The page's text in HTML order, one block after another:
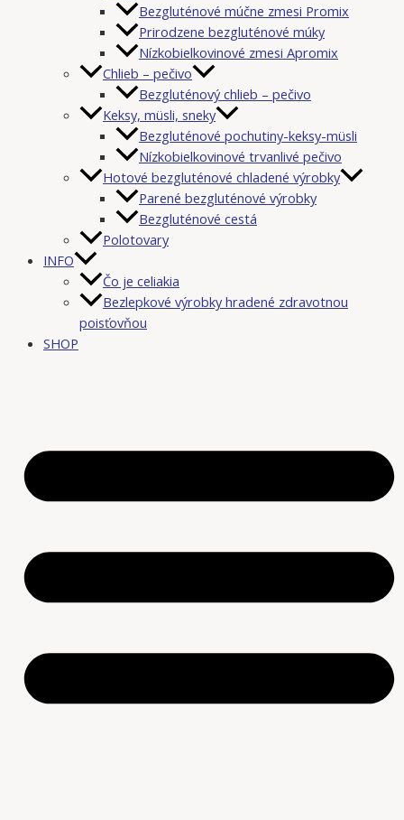
Bezgluténové múčne zmesi Promix
Prirodzene bezgluténové múky
Nízkobielkovinové zmesi Apromix
Chlieb – pečivo
Bezgluténový chlieb – pečivo
Keksy, müsli, sneky
Bezgluténové pochutiny-keksy-müsli
Nízkobielkovinové trvanlivé pečivo
Hotové bezgluténové chladené výrobky
Parené bezgluténové výrobky
Bezgluténové cestá
Polotovary
INFO
Čo je celiakia
Bezlepkové výrobky hradené zdravotnou
poisťovňou
SHOP